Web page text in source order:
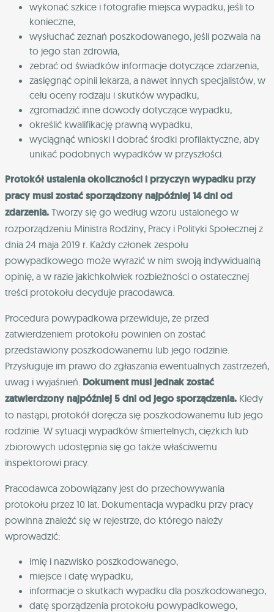
wykonać szkice i fotografie miejsca wypadku, jeśli to
konieczne,
wysłuchać zeznań poszkodowanego, jeśli pozwala na
to jego stan zdrowia,
zebrać od świadków informacje dotyczące zdarzenia,
zasięgnąć opinii lekarza, a nawet innych specjalistów, w
celu oceny rodzaju i skutków wypadku,
zgromadzić inne dowody dotyczące wypadku,
określić kwalifikację prawną wypadku,
wyciągnąć wnioski i dobrać środki profilaktyczne, aby
unikać podobnych wypadków w przyszłości.
Protokół ustalenia okoliczności i przyczyn wypadku przy
pracy musi zostać sporządzony najpóźniej 14 dni od
zdarzenia. Tworzy się go według wzoru ustalonego w
rozporządzeniu Ministra Rodziny, Pracy i Polityki Społecznej z
dnia 24 maja 2019 r. Każdy członek zespołu
powypadkowego może wyrazić w nim swoją indywidualną
opinię, a w razie jakichkolwiek rozbieżności o ostatecznej
treści protokołu decyduje pracodawca.
Procedura powypadkowa przewiduje, że przed
zatwierdzeniem protokołu powinien on zostać
przedstawiony poszkodowanemu lub jego rodzinie.
Przysługuje im prawo do zgłaszania ewentualnych zastrzeżeń,
uwag i wyjaśnień. Dokument musi jednak zostać
zatwierdzony najpóźniej 5 dni od jego sporządzenia. Kiedy
to nastąpi, protokół doręcza się poszkodowanemu lub jego
rodzinie. W sytuacji wypadków śmiertelnych, ciężkich lub
zbiorowych udostępnia się go także właściwemu
inspektorowi pracy.
Pracodawca zobowiązany jest do przechowywania
protokołu przez 10 lat. Dokumentacja wypadku przy pracy
powinna znaleźć się w rejestrze, do którego należy
wprowadzić:
imię i nazwisko poszkodowanego,
miejsce i datę wypadku,
informacje o skutkach wypadku dla poszkodowanego,
datę sporządzenia protokołu powypadkowego,